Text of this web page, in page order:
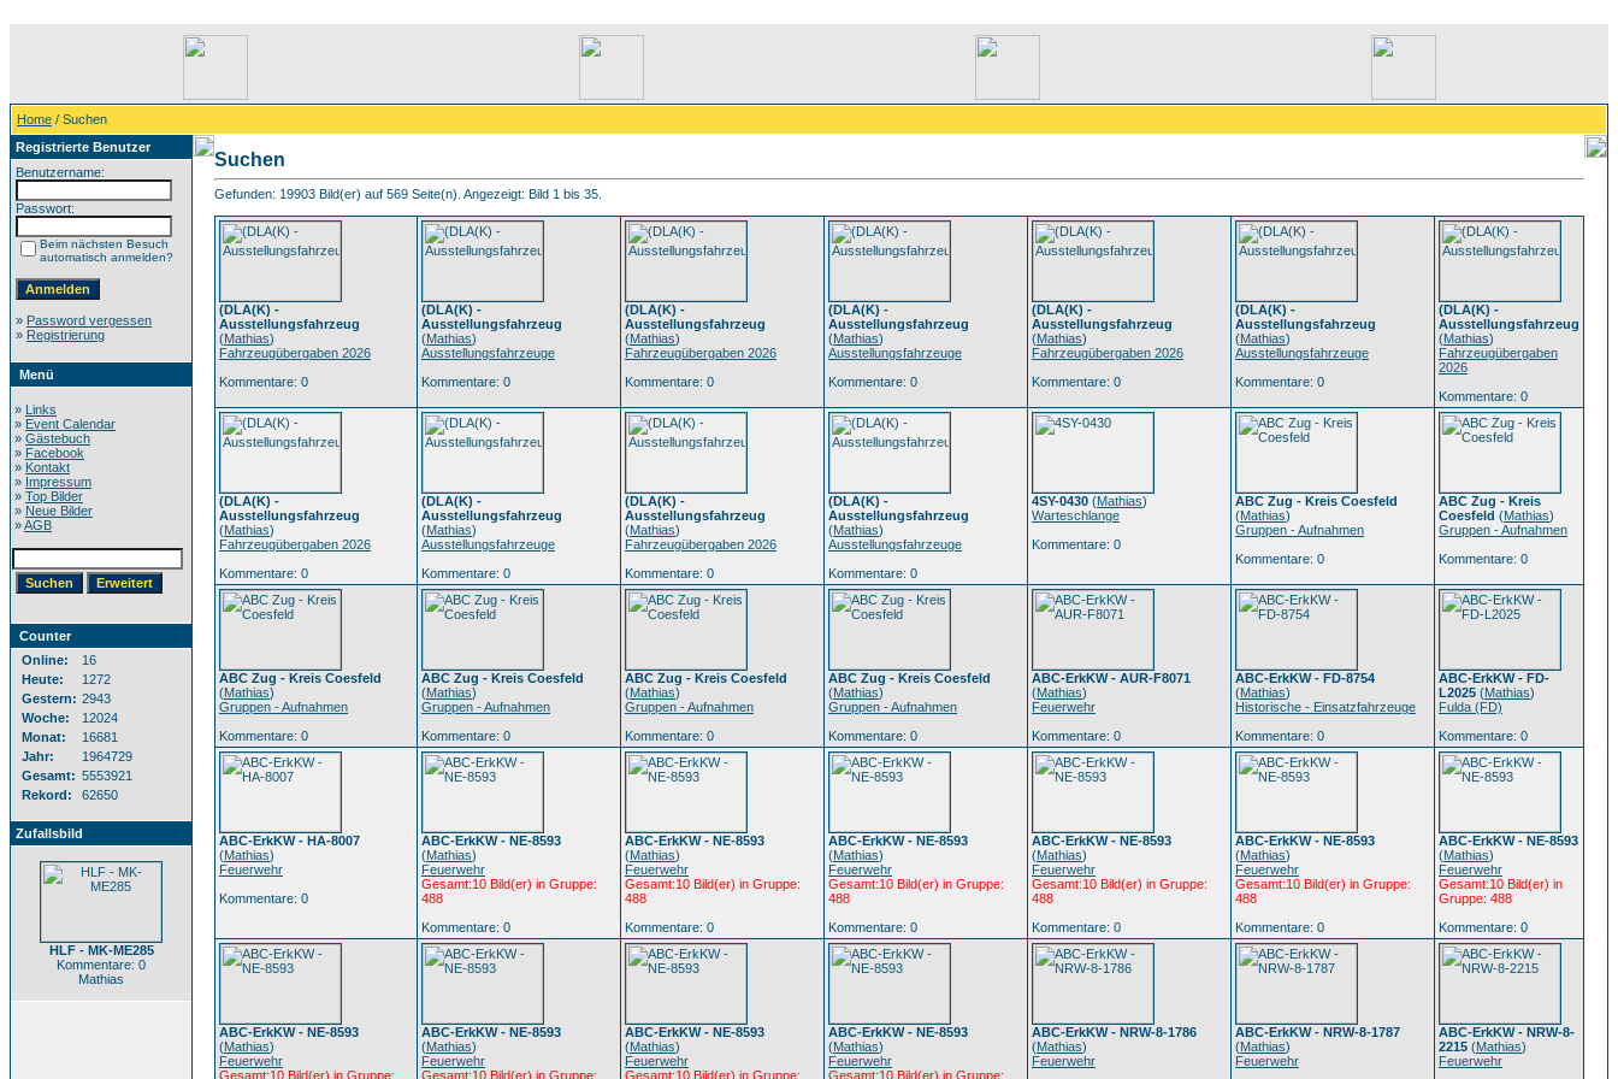
Home / Suchen
Registrierte Benutzer
Benutzername:
Passwort:
Beim nächsten Besuch
automatisch anmelden?
» Password vergessen
» Registrierung
Menü
» Links
» Event Calendar
» Gästebuch
» Facebook
» Kontakt
» Impressum
» Top Bilder
» Neue Bilder
»AGB
Counter
Online:
16
Heute:
1272
Gestern: 2943
Woche:
12024
Monat:
16681
Jahr:
1964729
Gesamt: 5553921
Rekord:
62650
Zufallsbild
HLF - MK-ME285
Kommentare: 0
Mathias
Suchen
Gefunden: 19903 Bild(er) auf 569 Seite(n). Angezeigt: Bild 1 bis 35.
(DLA(K) -
Ausstellungsfahrzeug
(Mathias)
Fahrzeugübergaben 2026
Kommentare: 0
(DLA(K) -
Ausstellungsfahrzeug
(Mathias)
Ausstellungsfahrzeuge
Kommentare: 0
(DLA(K) -
Ausstellungsfahrzeug
(Mathias)
Fahrzeugübergaben 2026
Kommentare: 0
(DLA(K) -
Ausstellungsfahrzeug
(Mathias)
Ausstellungsfahrzeuge
Kommentare: 0
(DLA(K) -
Ausstellungsfahrzeug
(Mathias)
Fahrzeugübergaben 2026
Kommentare: 0
(DLA(K) -
Ausstellungsfahrzeug
(Mathias)
Ausstellungsfahrzeuge
Kommentare: 0
(DLA(K) -
Ausstellungsfahrzeug
(Mathias)
Fahrzeugübergaben
2026
Kommentare: 0
(DLA(K) -
Ausstellungsfahrzeug
(Mathias)
Fahrzeugübergaben 2026
Kommentare: 0
(DLA(K) -
Ausstellungsfahrzeug
(Mathias)
Ausstellungsfahrzeuge
Kommentare: 0
(DLA(K) -
Ausstellungsfahrzeug
(Mathias)
Fahrzeugübergaben 2026
Kommentare: 0
(DLA(K) -
Ausstellungsfahrzeug
(Mathias)
Ausstellungsfahrzeuge
Kommentare: 0
4SY-0430 (Mathias)
Warteschlange
Kommentare: 0
ABC Zug - Kreis Coesfeld
(Mathias)
Gruppen - Aufnahmen
Kommentare: 0
ABC Zug - Kreis
Coesfeld (Mathias)
Gruppen - Aufnahmen
Kommentare: 0
ABC Zug - Kreis Coesfeld
(Mathias)
Gruppen - Aufnahmen
Kommentare: 0
ABC Zug - Kreis Coesfeld
(Mathias)
Gruppen - Aufnahmen
Kommentare: 0
ABC Zug - Kreis Coesfeld
(Mathias)
Gruppen - Aufnahmen
Kommentare: 0
ABC Zug - Kreis Coesfeld
(Mathias)
Gruppen - Aufnahmen
Kommentare: 0
ABC-ErkKW - AUR-F8071
(Mathias)
Feuerwehr
Kommentare: 0
ABC-ErkKW - FD-8754
(Mathias)
Historische - Einsatzfahrzeuge
Kommentare: 0
ABC-ErkKW - FD-
L2025 (Mathias)
Fulda (FD)
Kommentare: 0
ABC-ErkKW - HA-8007
(Mathias)
Feuerwehr
Kommentare: 0
ABC-ErkKW - NE-8593
(Mathias)
Feuerwehr
Gesamt:10 Bild(er) in Gruppe:
488
Kommentare: 0
ABC-ErkKW - NE-8593
(Mathias)
Feuerwehr
Gesamt:10 Bild(er) in Gruppe:
488
Kommentare: 0
ABC-ErkKW - NE-8593
(Mathias)
Feuerwehr
Gesamt:10 Bild(er) in Gruppe:
488
Kommentare: 0
ABC-ErkKW - NE-8593
(Mathias)
Feuerwehr
Gesamt:10 Bild(er) in Gruppe:
488
Kommentare: 0
ABC-ErkKW - NE-8593
(Mathias)
Feuerwehr
Gesamt:10 Bild(er) in Gruppe:
488
Kommentare: 0
ABC-ErkKW - NE-8593
(Mathias)
Feuerwehr
Gesamt:10 Bild(er) in
Gruppe: 488
Kommentare: 0
ABC-ErkKW - NE-8593
(Mathias)
Feuerwehr
Gesamt:10 Bild(er) in Gruppe:
ABC-ErkKW - NE-8593
(Mathias)
Feuerwehr
Gesamt:10 Bild(er) in Gruppe:
ABC-ErkKW - NE-8593
(Mathias)
Feuerwehr
Gesamt:10 Bild(er) in Gruppe:
ABC-ErkKW - NE-8593
(Mathias)
Feuerwehr
Gesamt:10 Bild(er) in Gruppe:
ABC-ErkKW - NRW-8-1786
(Mathias)
Feuerwehr
ABC-ErkKW - NRW-8-1787
(Mathias)
Feuerwehr
ABC-ErkKW - NRW-8-
2215 (Mathias)
Feuerwehr